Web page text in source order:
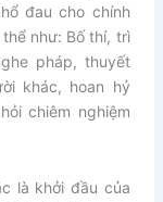
đau cho chính
như: Bố thí, trì
pháp, thuyết
khác, hoan hỷ
chiêm nghiệm
là khởi đầu của